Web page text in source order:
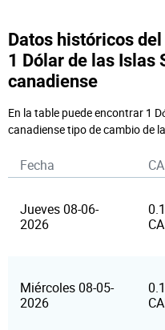
Datos históricos
1 Dólar de las Islas
canadiense
En la table puede encontrar 1
canadiense tipo de cambio de
Fecha
Jueves 08-06-
2026
Miércoles 08-05-
2026